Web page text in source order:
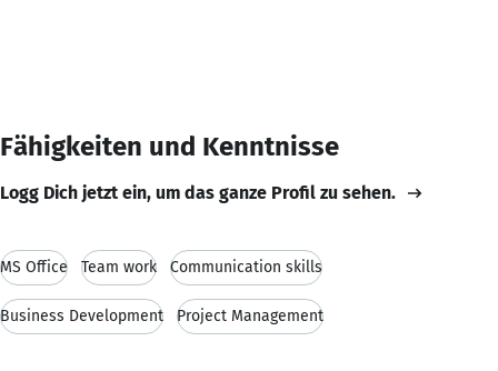
Fähigkeiten und Kenntnisse
Logg Dich jetzt ein, um das ganze Profil zu sehen.
MS Office Team work Communication skills
Business Development Project Management